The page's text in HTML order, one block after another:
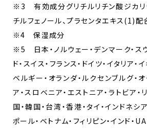
※3 有効成分グリチルリチン酸ジカリ
チルフェノール、プラセンタエキス(1)配
※4 保湿成分
※5 日本・ノルウェー・デンマーク・ス
ド・スイス・フランス・ドイツ・イタリア・
ベルギー・オランダ・ルクセンブルグ・
ア・スロベニア・エストニア・ラトビア・
国・韓国・台湾・香港・タイ・インドネシ
ポール・ベトナム・フィリピン・インド・